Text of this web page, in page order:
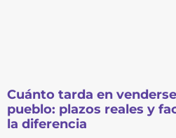
Cuánto tarda en
pueblo: plazos reales y
la diferencia